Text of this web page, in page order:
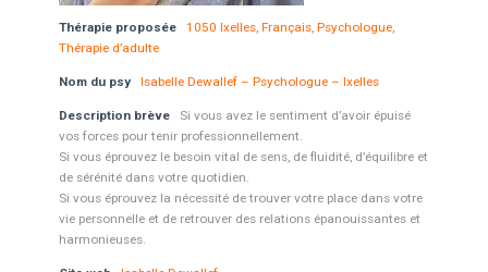
Nom du psy Isabelle Dewallef – Psychologue – Ixelles
Thérapie proposée 1050 Ixelles, Français, Psychologue,
Thérapie d’adulte
Description brève
Si vous avez le sentiment d’avoir épuisé
vos forces pour tenir professionnellement.
Si vous éprouvez le besoin vital de sens, de fluidité, d’équilibre et
de sérénité dans votre quotidien.
Si vous éprouvez la nécessité de trouver votre place dans votre
vie personnelle et de retrouver des relations épanouissantes et
harmonieuses.